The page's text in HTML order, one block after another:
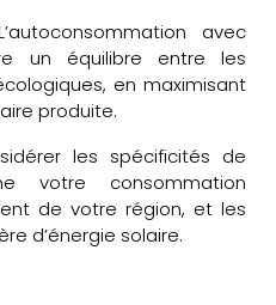
avec
un équilibre entre les
en maximisant
produite.
les spécificités de
votre consommation
de votre région, et les
d’énergie solaire.